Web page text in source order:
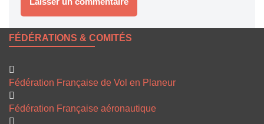
FÉDÉRATIONS & COMITÉS
Fédération Française de Vol en Planeur
Fédération Française aéronautique